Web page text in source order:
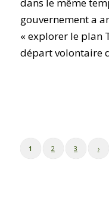
dans le même
gouvernement a
« explorer le plan
départ volontaire
1 2 3 ›